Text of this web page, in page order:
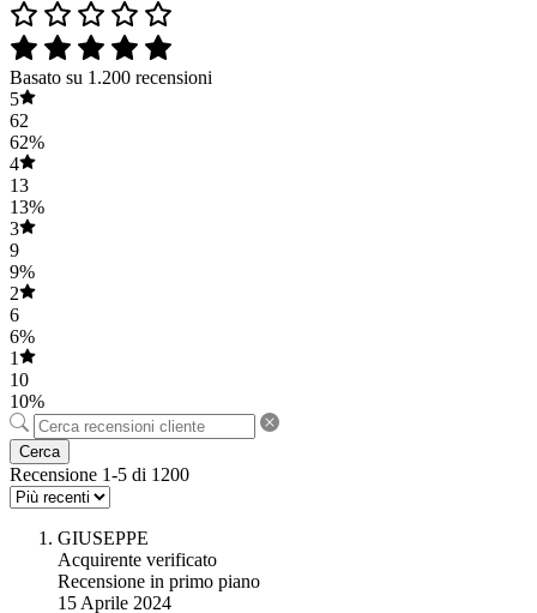
Basato su 1.200 recensioni
5
62
62%
4
13
13%
3
9
9%
2
6
6%
1
10
10%
Cerca
Recensione 1-5 di 1200
GIUSEPPE
Acquirente verificato
Recensione in primo piano
15 Aprile 2024